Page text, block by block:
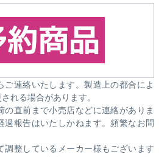
連絡いたします。製造上の都合によ
れる場合があります。
直前まで小売店などに連絡がありま
過報告はいたしかねます。頻繁なお問
調整しているメーカー様もございます